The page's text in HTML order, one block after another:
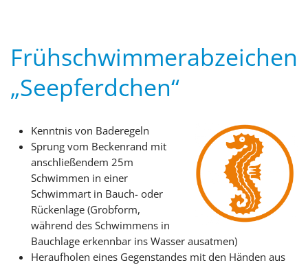
Frühschwimmerabzeichen
„Seepferdchen“
Kenntnis von Baderegeln
Sprung vom Beckenrand mit
anschließendem 25m
Schwimmen in einer
Schwimmart in Bauch- oder
Rückenlage (Grobform,
während des Schwimmens in
Bauchlage erkennbar ins Wasser ausatmen)
Heraufholen eines Gegenstandes mit den Händen aus